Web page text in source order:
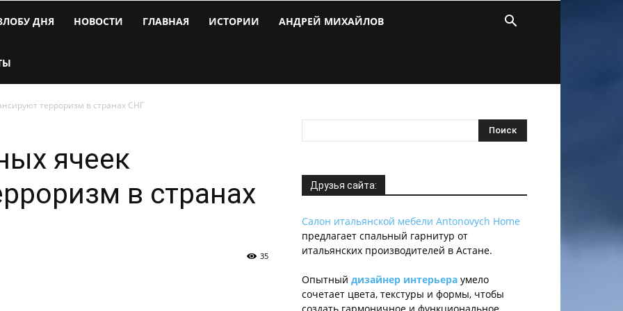
ДНЯ НОВОСТИ ГЛАВНАЯ ИСТОРИИ АНДРЕЙ МИХАЙЛОВ
терроризм в странах СНГ
ячеек
в странах
35
Друзья сайта:
Салон итальянской мебели Antonovych Home
предлагает спальный гарнитур от
итальянских производителей в Астане.
Опытный дизайнер интерьера умело
сочетает цвета, текстуры и формы, чтобы